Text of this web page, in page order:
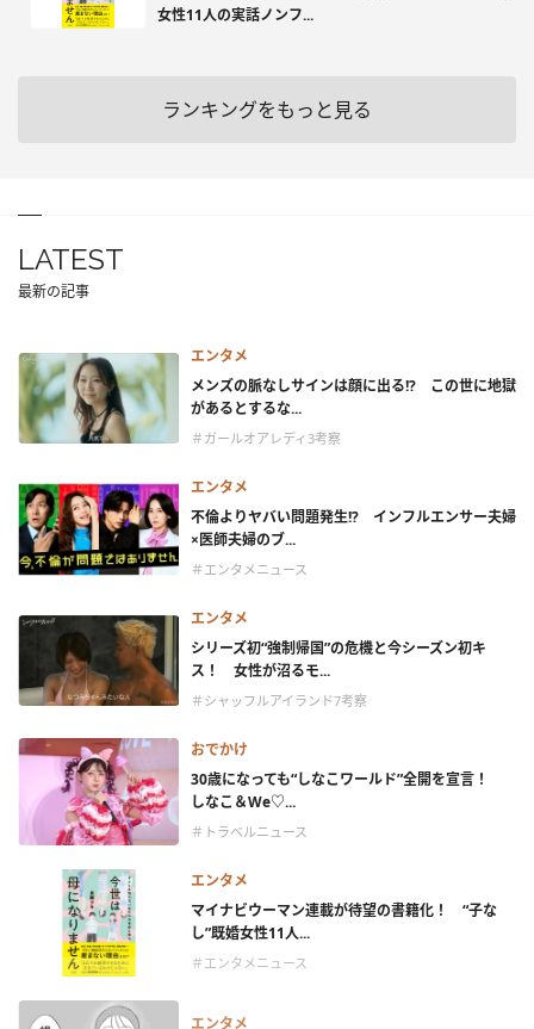
女性11人の実話ノンフ...
ランキングをもっと見る
LATEST
最新の記事
エンタメ
メンズの脈なしサインは顔に出る!? この世に地獄
があるとするな...
＃ガールオアレディ3考察
エンタメ
不倫よりヤバい問題発生!? インフルエンサー夫婦
×医師夫婦のブ...
＃エンタメニュース
エンタメ
シリーズ初“強制帰国”の危機と今シーズン初キ
ス！ 女性が沼るモ...
＃シャッフルアイランド7考察
おでかけ
30歳になっても“しなこワールド”全開を宣言！
しなこ＆We♡...
＃トラベルニュース
エンタメ
マイナビウーマン連載が待望の書籍化！ “子な
し”既婚女性11人...
＃エンタメニュース
エンタメ